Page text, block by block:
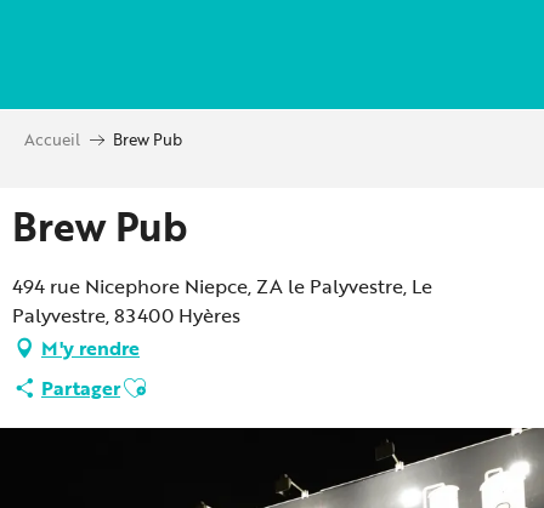
principal
Accueil Brew Pub
Brew Pub
494 rue Nicephore Niepce, ZA le Palyvestre, Le
Palyvestre, 83400 Hyères
M'y rendre
PartagerAjouter aux favoris